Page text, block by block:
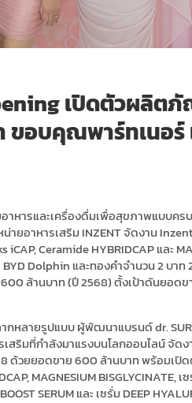
เปิดตัวผลิต
ขอบคุณพาร์ทเนอร์
หารและเครื่องดื่มเพื่อสุขภาพแบบคร
ยอาหารเสริม INZENT จัดงาน
Ceramide HYBRIDCAP และ
Dolphin และทองคำจำนวน 2 บาท
ล้านบาท (ปี 2568) ตั้งเป้าดันยอดข
กหลายรูปแบบ ผู้พัฒนาแบรนด์ dr.
ริมที่กำลังมาแรงบนโลกออนไลน์ จัดง
ด้วยยอดขาย 600 ล้านบาท พร้อมเ
MAGNESIUM BISGLYCINATE, เ
SERUM และ เซรั่ม DEEP